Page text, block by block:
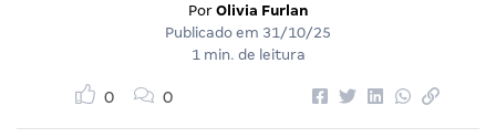
Por Olivia Furlan
Publicado em 31/10/25
1 min. de leitura
0 0